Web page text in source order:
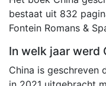
bestaat uit 832
Fontein Romans &
In welk jaar werd
China is geschreven